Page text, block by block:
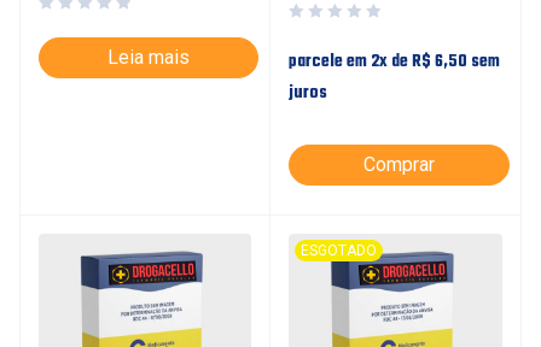
Leia mais parcele em 2x deR$6,50 sem
juros
Comprar
ESGOTADO